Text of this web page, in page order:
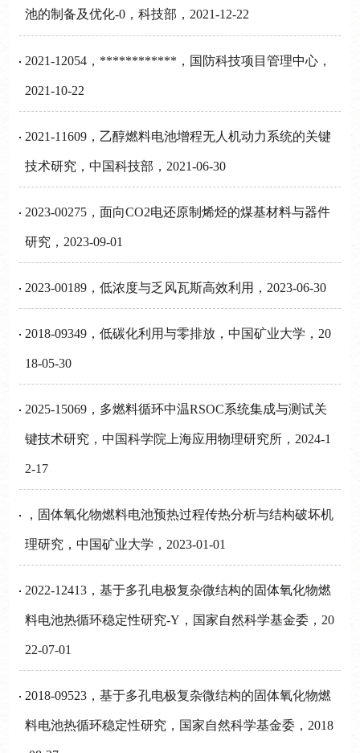
池的制备及优化-0，科技部，2021-12-22
2021-12054，************，国防科技项目管理中心，
2021-10-22
2021-11609，乙醇燃料电池增程无人机动力系统的关键
技术研究，中国科技部，2021-06-30
2023-00275，面向CO2电还原制烯烃的煤基材料与器件
研究，2023-09-01
2023-00189，低浓度与乏风瓦斯高效利用，2023-06-30
2018-09349，低碳化利用与零排放，中国矿业大学，20
18-05-30
2025-15069，多燃料循环中温RSOC系统集成与测试关
键技术研究，中国科学院上海应用物理研究所，2024-1
2-17
，固体氧化物燃料电池预热过程传热分析与结构破坏机
理研究，中国矿业大学，2023-01-01
2022-12413，基于多孔电极复杂微结构的固体氧化物燃
料电池热循环稳定性研究-Y，国家自然科学基金委，20
22-07-01
2018-09523，基于多孔电极复杂微结构的固体氧化物燃
料电池热循环稳定性研究，国家自然科学基金委，2018